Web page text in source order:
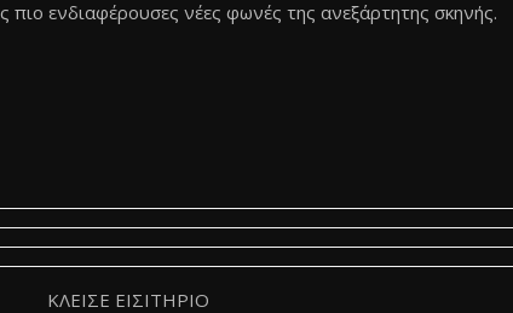
πιο ενδιαφέρουσες νέες φωνές της ανεξάρτητης σκηνής.
ΚΛΕΙΣΕ ΕΙΣΙΤΗΡΙΟ